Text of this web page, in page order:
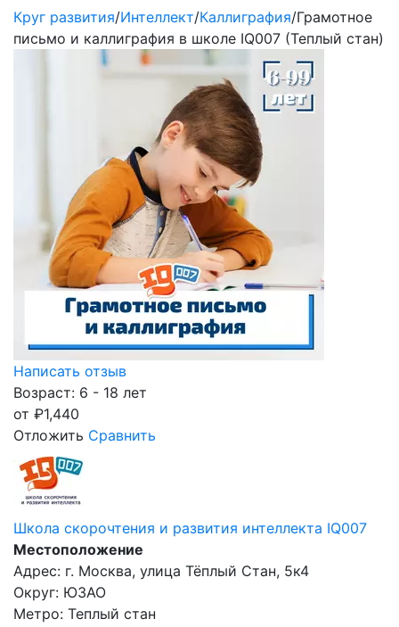
Круг развития/Интеллект/Каллиграфия/Грамотное
письмо и каллиграфия в школе IQ007 (Теплый стан)
Написать отзыв
Возраст: 6 - 18 лет
от ₽1,440
Отложить Сравнить
Школа скорочтения и развития интеллекта IQ007
Местоположение
Адрес: г. Москва, улица Тёплый Стан, 5к4
Округ: ЮЗАО
Метро: Теплый стан